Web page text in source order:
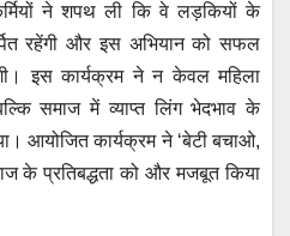
ने शपथ ली कि वे लड़कियों के
रहेंगी और इस अभियान को सफल
इस कार्यक्रम ने न केवल महिला
समाज में व्याप्त लिंग भेदभाव के
आयोजित कार्यक्रम ने ‘बेटी बचाओ,
के प्रतिबद्धता को और मजबूत किया